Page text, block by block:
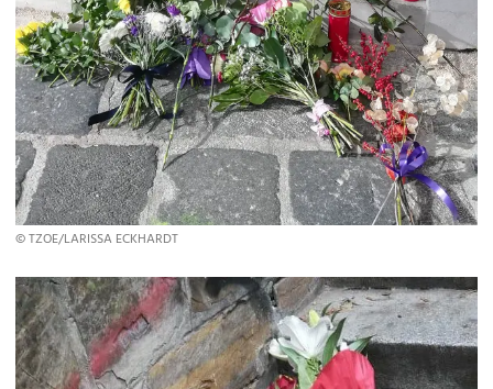
© TZOE/LARISSA ECKHARDT